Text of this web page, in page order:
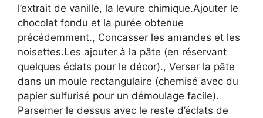
l’extrait de vanille, la levure chimique.Ajouter le
chocolat fondu et la purée obtenue
précédemment., Concasser les amandes et les
noisettes.Les ajouter à la pâte (en réservant
quelques éclats pour le décor)., Verser la pâte
dans un moule rectangulaire (chemisé avec du
papier sulfurisé pour un démoulage facile).
Parsemer le dessus avec le reste d’éclats de